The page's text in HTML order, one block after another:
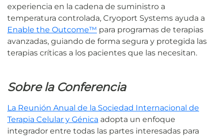
experiencia en la cadena de suministro a
temperatura controlada, Cryoport Systems ayuda a
Enable the Outcome™ para programas de terapias
avanzadas, guiando de forma segura y protegida las
terapias críticas a los pacientes que las necesitan.
Sobre la Conferencia
La Reunión Anual de la Sociedad Internacional de
Terapia Celular y Génica adopta un enfoque
integrador entre todas las partes interesadas para